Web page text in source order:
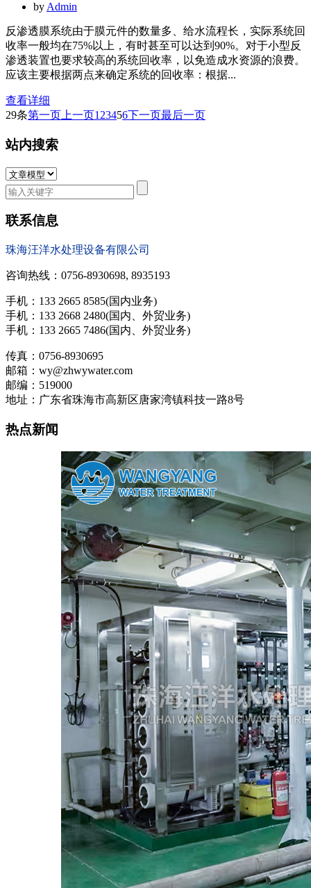
by Admin
反渗透膜系统由于膜元件的数量多、给水流程长，实际系统回
收率一般均在75%以上，有时甚至可以达到90%。对于小型反
渗透装置也要求较高的系统回收率，以免造成水资源的浪费。
应该主要根据两点来确定系统的回收率：根据...
查看详细
29条第一页 上一页1 23456下一页最后一页
站内搜索
联系信息
珠海汪洋水处理设备有限公司
咨询热线：0756-8930698, 8935193
手机：133 2665 8585(国内业务)
手机：133 2668 2480(国内、外贸业务)
手机：133 2665 7486(国内、外贸业务)
传真：0756-8930695
邮箱：wy@zhwywater.com
邮编：519000
地址：广东省珠海市高新区唐家湾镇科技一路8号
热点新闻